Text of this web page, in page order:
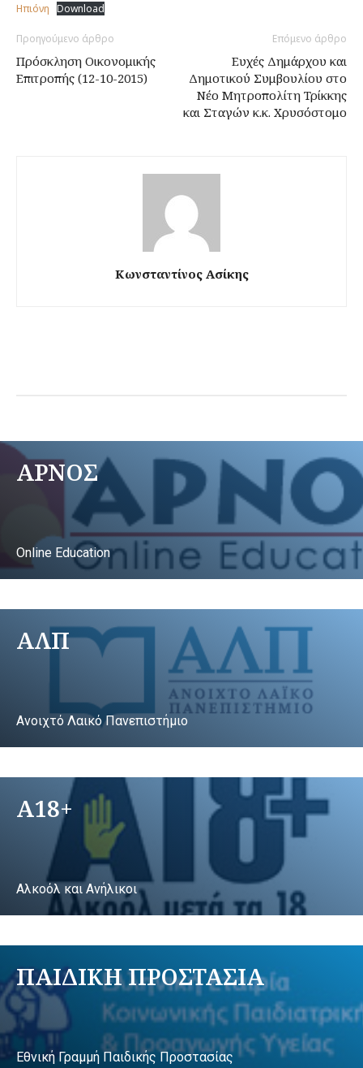
Ηπιόνη Download
Προηγούμενο άρθρο
Πρόσκληση Οικονομικής
Επιτροπής (12-10-2015)
Επόμενο άρθρο
Ευχές Δημάρχου και
Δημοτικού Συμβουλίου στο
Νέο Μητροπολίτη Τρίκκης
και Σταγών κ.κ. Χρυσόστομο
Κωνσταντίνος Ασίκης
ΑΡΝΟΣ
Online Education
ΑΛΠ
Ανοιχτό Λαικό Πανεπιστήμιο
A18+
Αλκοόλ και Ανήλικοι
ΠΑΙΔΙΚΗ ΠΡΟΣΤΑΣΙΑ
Εθνική Γραμμή Παιδικής Προστασίας